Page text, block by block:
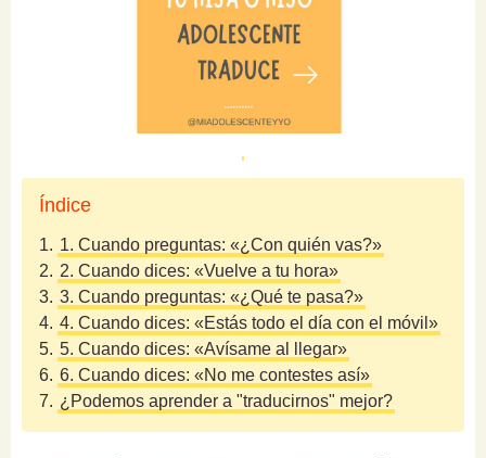
Índice
1. 1. Cuando preguntas: «¿Con quién vas?»
2. 2. Cuando dices: «Vuelve a tu hora»
3. 3. Cuando preguntas: «¿Qué te pasa?»
4. 4. Cuando dices: «Estás todo el día con el móvil»
5. 5. Cuando dices: «Avísame al llegar»
6. 6. Cuando dices: «No me contestes así»
7. ¿Podemos aprender a "traducirnos" mejor?